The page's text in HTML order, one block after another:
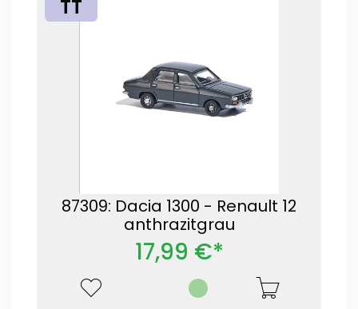
TT
87309: Dacia 1300 - Renault 12
anthrazitgrau
17,99 €*